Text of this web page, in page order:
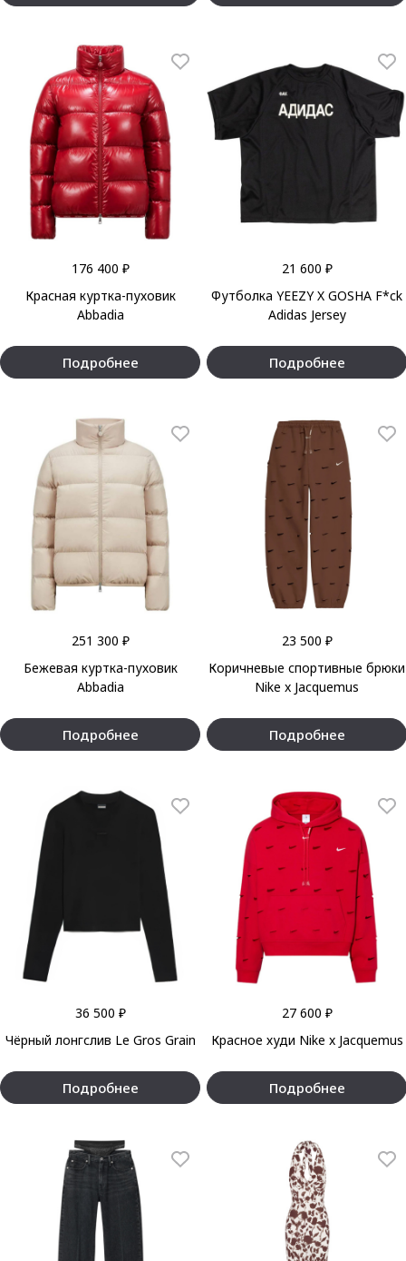
176 400 ₽
Красная куртка-пуховик
Abbadia
Подробнее
21 600 ₽
Футболка YEEZY X GOSHA F*ck
Adidas Jersey
Подробнее
251 300 ₽
Бежевая куртка-пуховик
Abbadia
Подробнее
23 500 ₽
Коричневые спортивные брюки
Nike x Jacquemus
Подробнее
36 500 ₽
Чёрный лонгслив Le Gros Grain
Подробнее
27 600 ₽
Красное худи Nike x Jacquemus
Подробнее